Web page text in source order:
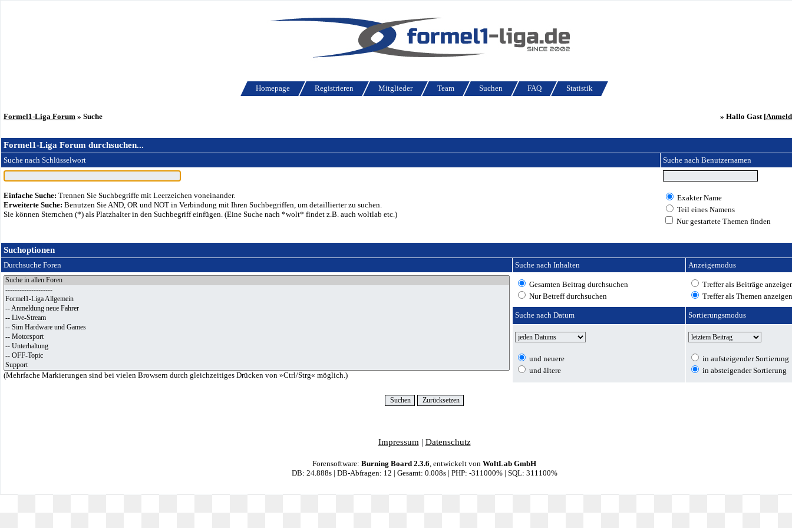
Homepage Registrieren Mitglieder Team Suchen FAQ Statistik
Formel1-Liga Forum » Suche » Hallo Gast [
Formel1-Liga Forum durchsuchen...
Suche nach Schlüsselwort Suche nach Benutzernamen
Einfache Suche: Trennen Sie Suchbegriffe mit Leerzeichen voneinander.
Erweiterte Suche: Benutzen Sie AND, OR und NOT in Verbindung mit Ihren Suchbegriffen, um detaillierter zu suchen.
Sie können Sternchen (*) als Platzhalter in den Suchbegriff einfügen. (Eine Suche nach *wolt* findet z.B. auch woltlab etc.)
Exakter Name
Teil eines Namens
Nur gestartete Themen finden
Suchoptionen
Durchsuche Foren Suche nach Inhalten Anzeigemodus
(Mehrfache Markierungen sind bei vielen Browsern durch gleichzeitiges Drücken von »Ctrl/Strg« möglich.)
Gesamten Beitrag durchsuchen
Nur Betreff durchsuchen
Treffer als Beiträge
Treffer als Themen anzeigen
Suche nach Datum Sortierungsmodus
und neuere
und ältere
in aufsteigender Sortierung
in absteigender Sortierung
Impressum | Datenschutz
Forensoftware: Burning Board 2.3.6, entwickelt von WoltLab GmbH
DB: 24.888s | DB-Abfragen: 12 | Gesamt: 0.008s | PHP: -311000% | SQL: 311100%